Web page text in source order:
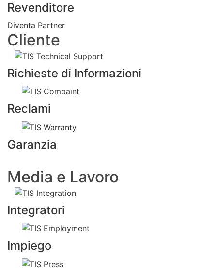
Revenditore
Diventa Partner
Cliente
Richieste di Informazioni
Reclami
Garanzia
Media e Lavoro
Integratori
Impiego